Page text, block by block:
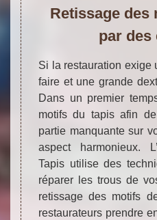
Retissage des
par des
Si la restauration exige
faire et une grande
Dans un premier
motifs du tapis afin
partie manquante sur
aspect harmonieux.
Tapis utilise des
réparer les trous de
retissage des motifs
restaurateurs prendre